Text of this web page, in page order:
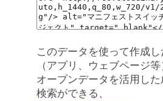
このデータを使って作成
（アプリ、ウェブページ等
オープンデータを活用した
検索ができる、